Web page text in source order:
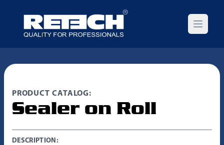
Open
PRODUCT CATALOG:
Sealer on Roll
DESCRIPTION: